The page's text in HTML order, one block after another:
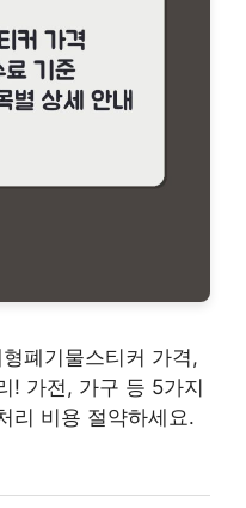
폐기물스티커 가격,
! 가전, 가구 등 5가지
리 비용 절약하세요.